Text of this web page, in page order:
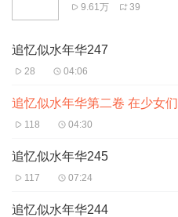
9.61万 39
追忆似水年华247
28 04:06
118 04:30
追忆似水年华245
117 07:24
追忆似水年华244